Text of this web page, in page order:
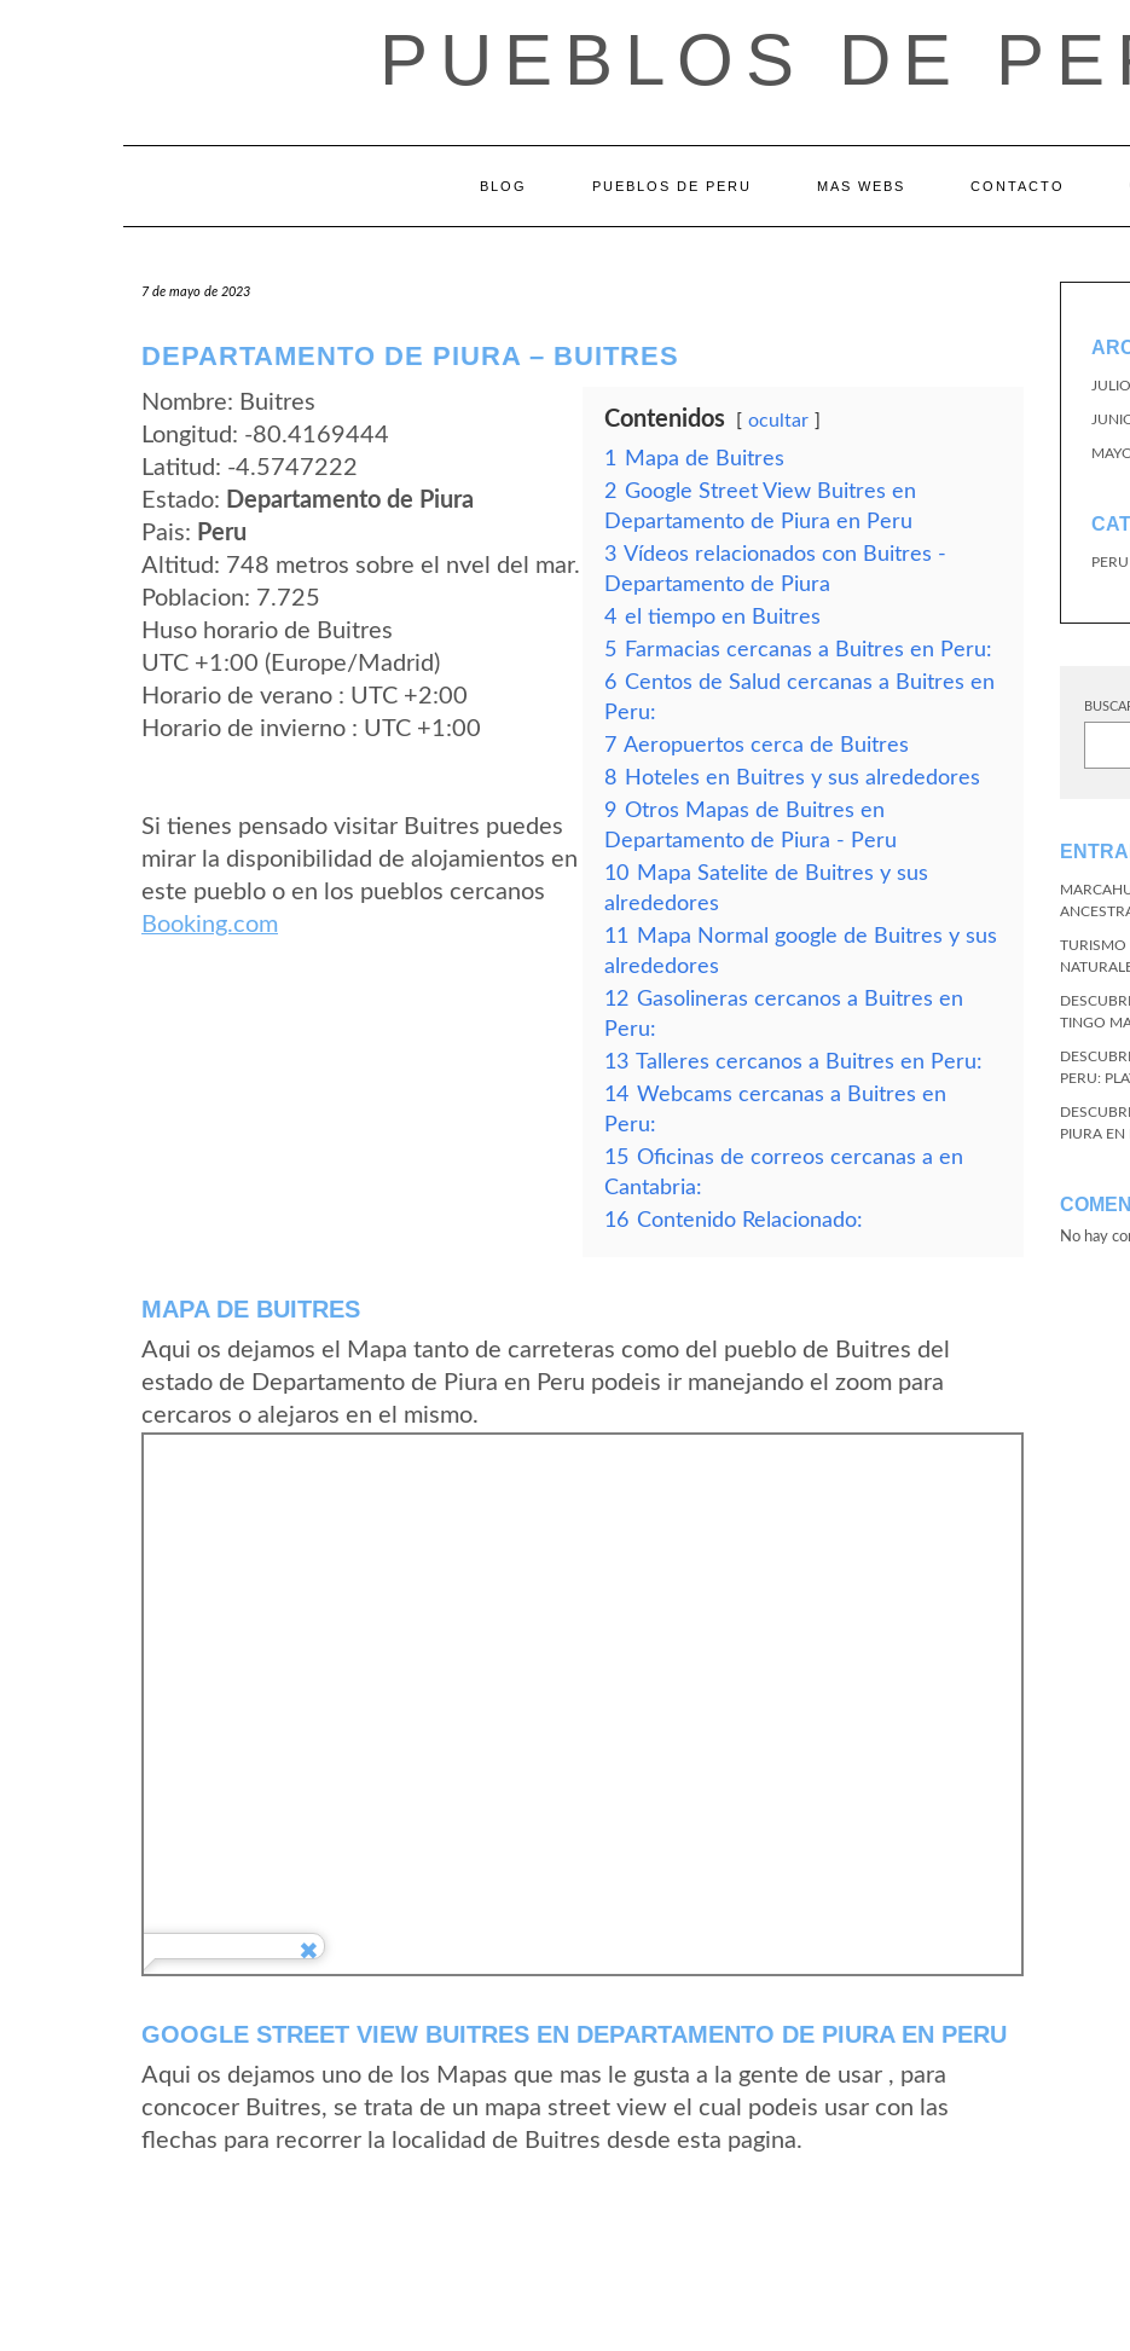
PUEBLOS DE
BLOG PUEBLOS DE PERU MAS WEBS CONTACTO
7 de mayo de 2023
DEPARTAMENTO DE PIURA – BUITRES
Nombre: Buitres
Longitud: -80.4169444
Latitud: -4.5747222
Estado: Departamento de Piura
Pais: Peru
Altitud: 748 metros sobre el nvel del mar.
Poblacion: 7.725
Huso horario de Buitres
UTC +1:00 (Europe/Madrid)
Horario de verano : UTC +2:00
Horario de invierno : UTC +1:00
Si tienes pensado visitar Buitres puedes
mirar la disponibilidad de alojamientos en
este pueblo o en los pueblos cercanos
Booking.com
Contenidos ocultar
1
Mapa de Buitres
2 Google Street View Buitres en
Departamento de Piura en Peru
3 Vídeos relacionados con Buitres -
Departamento de Piura
4 el tiempo en Buitres
5 Farmacias cercanas a Buitres en Peru:
6 Centos de Salud cercanas a Buitres en
Peru:
7 Aeropuertos cerca de Buitres
8 Hoteles en Buitres y sus alrededores
9 Otros Mapas de Buitres en
Departamento de Piura - Peru
10 Mapa Satelite de Buitres y sus
alrededores
11
Mapa Normal google de Buitres y sus
alrededores
12 Gasolineras cercanos a Buitres en
Peru:
13 Talleres cercanos a Buitres en Peru:
14 Webcams cercanas a Buitres en
Peru:
15 Oficinas de correos cercanas a en
Cantabria:
16 Contenido Relacionado:
MAPA DE BUITRES
Aqui os dejamos el Mapa tanto de carreteras como del pueblo de Buitres del
estado de Departamento de Piura en Peru podeis ir manejando el zoom para
cercaros o alejaros en el mismo.
GOOGLE STREET VIEW BUITRES EN DEPARTAMENTO DE PIURA EN PERU
Aqui os dejamos uno de los Mapas que mas le gusta a la gente de usar , para
concocer Buitres, se trata de un mapa street view el cual podeis usar con las
flechas para recorrer la localidad de Buitres desde esta pagina.
PERU
TURISMO
TINGO
PERU:
PIURA EN
No hay